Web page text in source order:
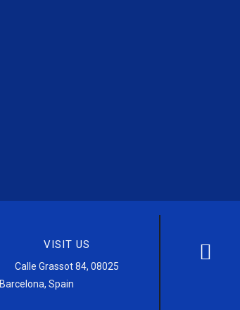
VISIT US
Calle Grassot 84, 08025
Barcelona, Spain